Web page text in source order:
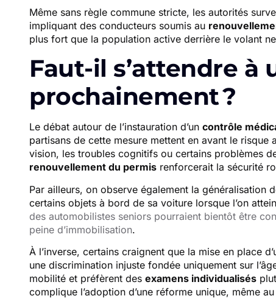
Même sans règle commune stricte, les autorités
impliquant des conducteurs soumis au
plus fort que la population active derrière le volant
Faut-il s’attendre à
prochainement ?
Le débat autour de l’instauration d’un contrôle
partisans de cette mesure mettent en avant le risque
vision, les troubles cognitifs ou certains problèmes
renouvellement du permis renforcerait la sécurité
Par ailleurs, on observe également la
certains objets à bord de sa voiture lorsque l’on
des automobilistes seniors pourraient bientôt être
peine d’immobilisation.
À l’inverse, certains craignent que la mise en place
une discrimination injuste fondée uniquement sur
mobilité et préfèrent des examens individualisés
complique l’adoption d’une réforme unique, même